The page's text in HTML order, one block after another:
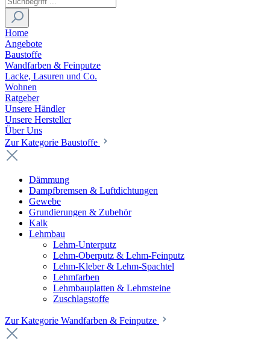
Home
Angebote
Baustoffe
Wandfarben & Feinputze
Lacke, Lasuren und Co.
Wohnen
Ratgeber
Unsere Händler
Unsere Hersteller
Über Uns
Zur Kategorie Baustoffe
Dämmung
Dampfbremsen & Luftdichtungen
Gewebe
Grundierungen & Zubehör
Kalk
Lehmbau
Lehm-Unterputz
Lehm-Oberputz & Lehm-Feinputz
Lehm-Kleber & Lehm-Spachtel
Lehmfarben
Lehmbauplatten & Lehmsteine
Zuschlagstoffe
Zur Kategorie Wandfarben & Feinputze